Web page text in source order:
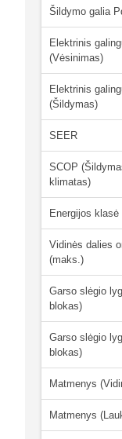
Šildymo galia
Elektrinis
(Vėsinimas)
Elektrinis
(Šildymas)
SEER
SCOP
klimatas)
Energijos klasė
Vidinės dalies
(maks.)
Garso slėgio
blokas)
Garso slėgio
blokas)
Matmenys
Matmenys